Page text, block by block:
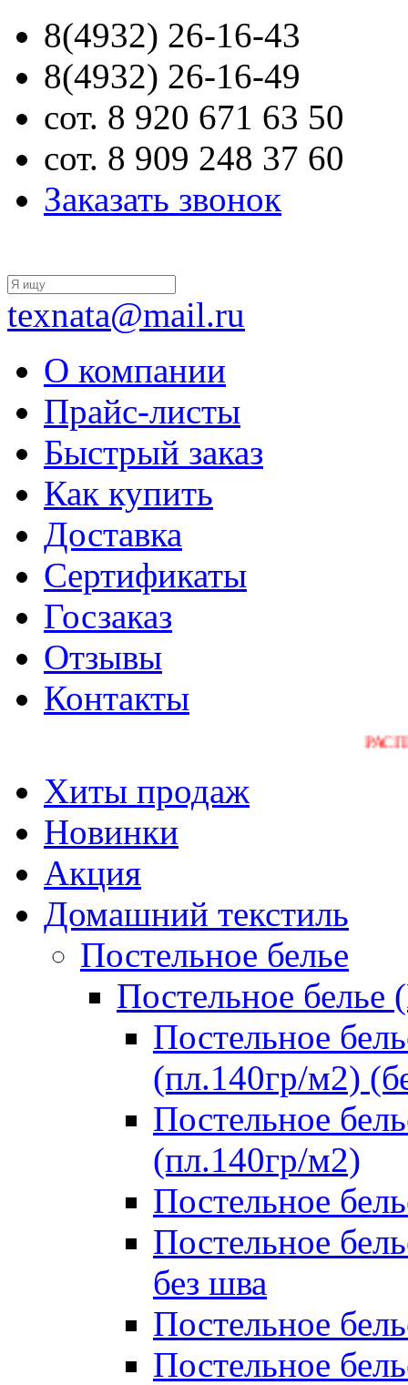
8(4932) 26-16-43
8(4932) 26-16-49
сот. 8 920 671 63 50
сот. 8 909 248 37 60
Заказать звонок
texnata@mail.ru
О компании
Прайс-листы
Быстрый заказ
Как купить
Доставка
Сертификаты
Госзаказ
Отзывы
Контакты
Хиты продаж
Новинки
Акция
Домашний текстиль
Постельное белье
Постельное белье
Постельное
(пл.140гр/м2)
Постельное
(пл.140гр/м2)
Постельное
Постельное
без шва
Постельное
Постельное